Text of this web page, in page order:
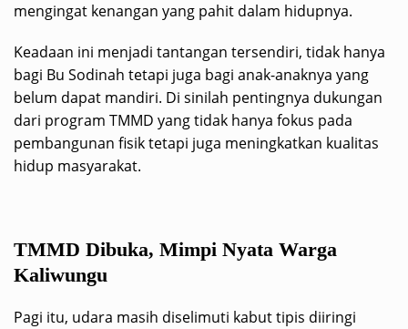
mengingat kenangan yang pahit dalam hidupnya.
Keadaan ini menjadi tantangan tersendiri, tidak hanya
bagi Bu Sodinah tetapi juga bagi anak-anaknya yang
belum dapat mandiri. Di sinilah pentingnya dukungan
dari program TMMD yang tidak hanya fokus pada
pembangunan fisik tetapi juga meningkatkan kualitas
hidup masyarakat.
TMMD Dibuka, Mimpi Nyata Warga
Kaliwungu
Pagi itu, udara masih diselimuti kabut tipis diiringi